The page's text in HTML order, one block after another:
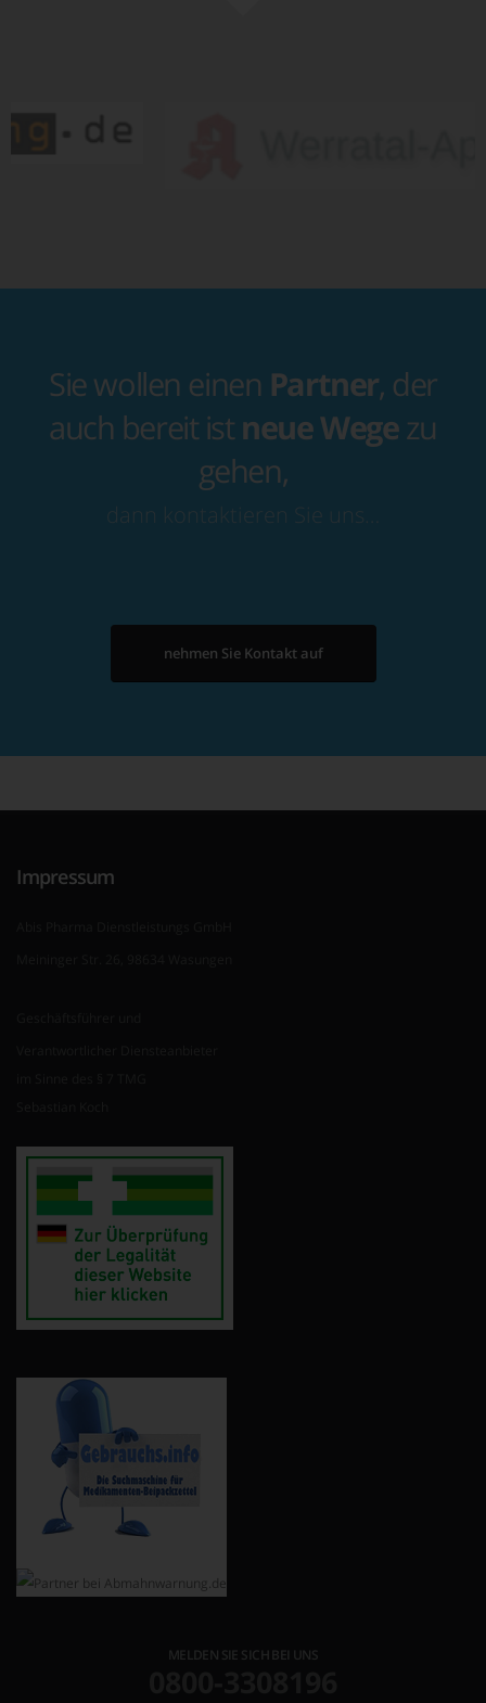
Sie wollen einen Partner, der
auch bereit ist neue Wegezu
gehen,
dann kontaktieren Sie uns…
nehmen Sie Kontakt auf
Impressum
MELDEN SIE SICH BEI UNS